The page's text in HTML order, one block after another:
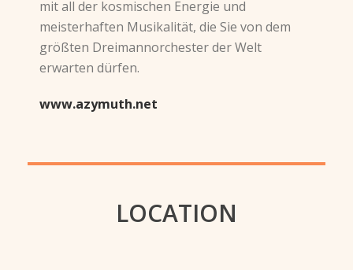
mit all der kosmischen Energie und
meisterhaften Musikalität, die Sie von dem
größten Dreimannorchester der Welt
erwarten dürfen.
www.azymuth.net
LOCATION